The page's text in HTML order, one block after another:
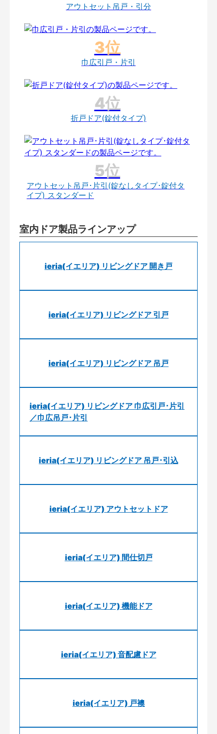
アウトセット吊戸・引分
巾広引戸・片引
折戸ドア(錠付タイプ)
アウトセット吊戸･片引(錠なしタイプ･錠付タ
イプ) スタンダード
室内ドア製品ラインアップ
ieria(イエリア) リビングドア 開き戸
ieria(イエリア) リビングドア 引戸
ieria(イエリア) リビングドア 吊戸
ieria(イエリア) リビングドア 巾広引戸･片引
／巾広吊戸･片引
ieria(イエリア) リビングドア 吊戸･引込
ieria(イエリア) アウトセットドア
ieria(イエリア) 間仕切戸
ieria(イエリア) 機能ドア
ieria(イエリア) 音配慮ドア
ieria(イエリア) 戸襖